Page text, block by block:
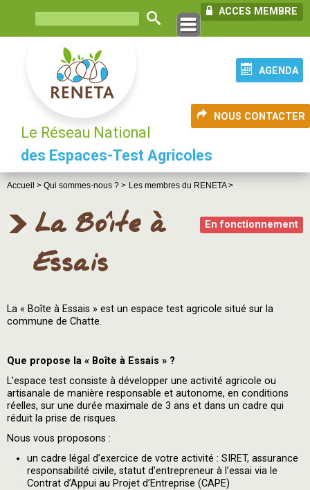
ACCES MEMBRE
AGENDA
NOUS CONTACTER
Le Réseau National
des Espaces-Test Agricoles
Accueil > Qui sommes-nous ? > Les membres du RENETA >
En fonctionnement
La Boîte à
Essais
La « Boîte à Essais » est un espace test agricole situé sur la
commune de Chatte.
Que propose la « Boîte à Essais » ?
L’espace test consiste à développer une activité agricole ou
artisanale de manière responsable et autonome, en conditions
réelles, sur une durée maximale de 3 ans et dans un cadre qui
réduit la prise de risques.
Nous vous proposons :
un cadre légal d’exercice de votre activité : SIRET, assurance
responsabilité civile, statut d’entrepreneur à l’essai via le
Contrat d’Appui au Projet d’Entreprise (CAPE)